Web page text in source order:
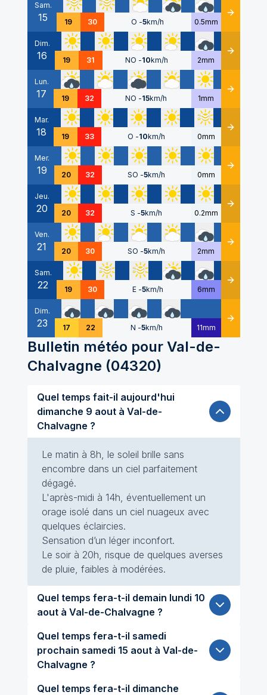
Sam.
15 19 30 O -5km/h 0.5mm Détails
Dim.
16 19 31 NO -10km/h 2mm Détails
Lun.
17 19 32 NO -15km/h 1mm Détails
Mar.
18 19 33 O -10km/h 0mm Détails
Mer.
19 20 32 SO -5km/h 0mm Détails
Jeu.
20 20 32 S -5km/h 0.2mm Détails
Ven.
21 20 30 SO -5km/h 2mm Détails
Sam.
22 19 30 E -5km/h 6mm Détails
Dim.
23 17 22 N -5km/h 11mm Détails
Bulletin météo pour Val-de-
Chalvagne (04320)
Quel temps fait-il aujourd'hui
dimanche 9 aout à Val-de-
Chalvagne ?
Le matin à 8h, le soleil brille sans
encombre dans un ciel parfaitement
dégagé.
L'après-midi à 14h, éventuellement un
orage isolé dans un ciel nuageux avec
quelques éclaircies.
Sensation d’un léger inconfort.
Le soir à 20h, risque de quelques averses
de pluie, faibles à modérées.
Quel temps fera-t-il demain lundi 10
aout à Val-de-Chalvagne ?
Quel temps fera-t-il samedi
prochain samedi 15 aout à Val-de-
Chalvagne ?
Quel temps fera-t-il dimanche